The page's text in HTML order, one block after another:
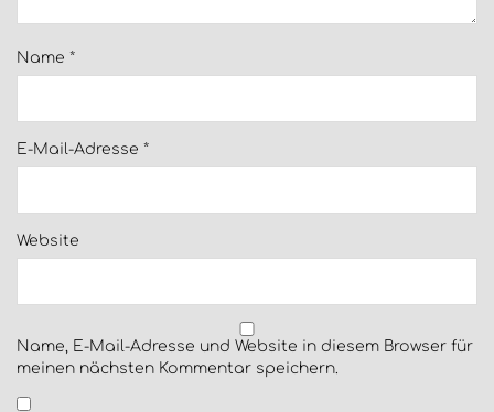
Name *
E-Mail-Adresse *
Website
Name, E-Mail-Adresse und Website in diesem Browser für
meinen nächsten Kommentar speichern.